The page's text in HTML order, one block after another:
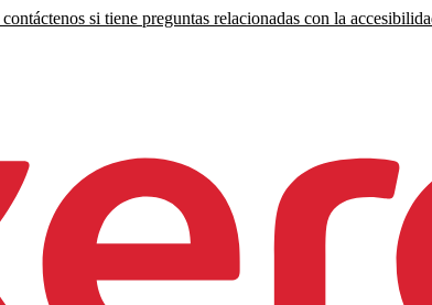
si tiene preguntas relacionadas con la